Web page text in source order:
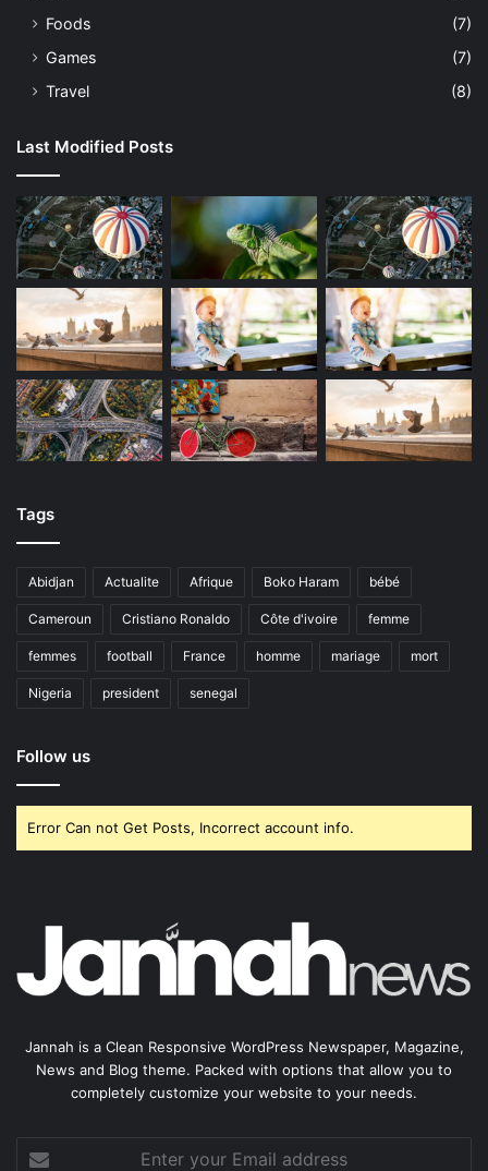
Foods
(7)
Games
(7)
Travel
(8)
Last Modified Posts
Tags
Abidjan Actualite Afrique Boko Haram bébé
Cameroun Cristiano Ronaldo Côte d'ivoire femme
femmes football France homme mariage mort
Nigeria president senegal
Follow us
Error Can not Get Posts, Incorrect account info.
Jannah is a Clean Responsive WordPress Newspaper, Magazine,
News and Blog theme. Packed with options that allow you to
completely customize your website to your needs.